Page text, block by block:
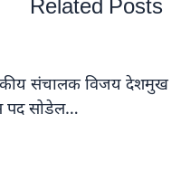
Related Posts
संचालक विजय देशमुख
पद सोडेल…